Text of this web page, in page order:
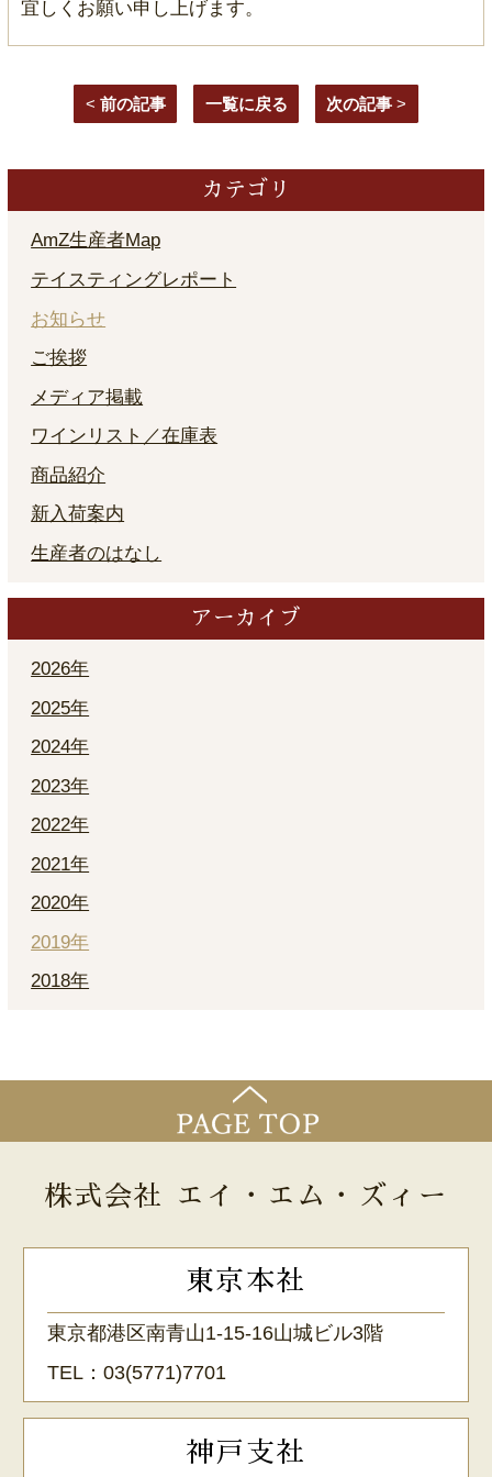
宜しくお願い申し上げます。
< 前の記事 一覧に戻る 次の記事 >
カテゴリ
AmZ生産者Map
テイスティングレポート
お知らせ
ご挨拶
メディア掲載
ワインリスト／在庫表
商品紹介
新入荷案内
生産者のはなし
アーカイブ
2026年
2025年
2024年
2023年
2022年
2021年
2020年
2019年
2018年
株式会社 エイ・エム・ズィー
東京本社
東京都港区南青山1-15-16山城ビル3階
TEL：03(5771)7701
神戸支社